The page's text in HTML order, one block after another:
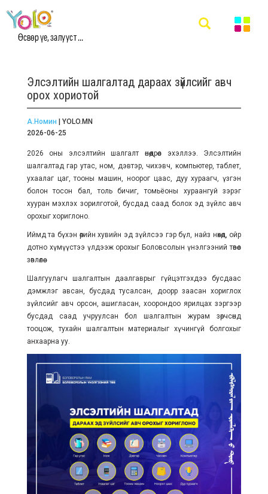
Өсвөр үе, залууст ...
Элсэлтийн шалгалтад дараах зүйлсийг авч
орох хориотой
А.Номин | YOLO.MN
2026-06-25
2026 оны элсэлтийн шалгалт өнөөдрөөс эхэллээ. Элсэлтийн
шалгалтад гар утас, ном, дэвтэр, чихэвч, компьютер, таблет,
ухаалаг цаг, тооны машин, ноорог цаас, дуу хураагч, үзгэн
болон тосон бал, толь бичиг, томьёоны хураангуй зэрэг
хууран мэхлэх зорилготой, бусдад саад болох эд зүйлс авч
орохыг хориглоно.
Иймд та бүхэн өөрийн хувийн эд зүйлсээ гэр бүл, найз нөхөд, ойр
дотно хүмүүстээ үлдээж орохыг Боловсолын үнэлгээний төвөөс
зөвлөлөө.
Шалгуулагч шалгалтын даалгаврыг гүйцэтгэхдээ бусдаас
дэмжлэг авсан, бусдад тусалсан, доорр заасан хориглох
зүйлсийг авч орсон, ашигласан, хоорондоо ярилцах зэргээр
бусдад саад учруулсан бол шалгалтын журам зөрчсөнд
тооцож, тухайн шалгалтын материалыг хүчингүй болгохыг
анхаарна уу.